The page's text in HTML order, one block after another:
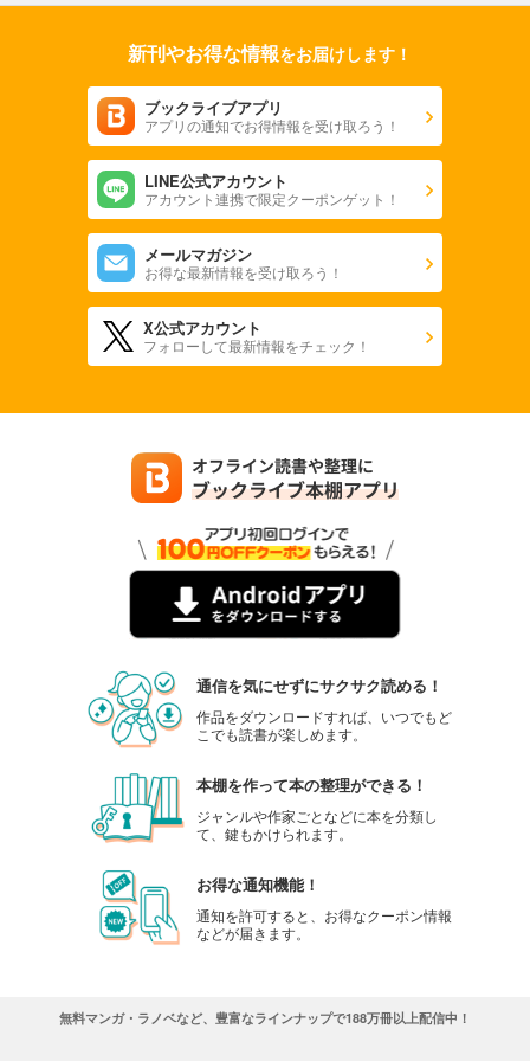
新刊やお得な情報をお届けします！
ブックライブアプリ
アプリの通知でお得情報を受け取ろう！
LINE公式アカウント
アカウント連携で限定クーポンゲット！
メールマガジン
お得な最新情報を受け取ろう！
X公式アカウント
フォローして最新情報をチェック！
通信を気にせずにサクサク読める！
作品をダウンロードすれば、いつでもど
こでも読書が楽しめます。
本棚を作って本の整理ができる！
ジャンルや作家ごとなどに本を分類し
て、鍵もかけられます。
お得な通知機能！
通知を許可すると、お得なクーポン情報
などが届きます。
無料マンガ・ラノベなど、豊富なラインナップで188万冊以上配信中！